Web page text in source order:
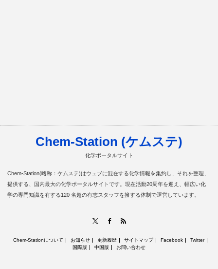
Chem-Station (ケムステ)
化学ポータルサイト
Chem-Station(略称：ケムステ)はウェブに混在する化学情報を集約し、それを整理、
提供する、国内最大の化学ポータルサイトです。現在活動20周年を迎え、幅広い化
学の専門知識を有する120 名超の有志スタッフを擁する体制で運営しています。
Facebook
Chem-Stationについて お知らせ 更新履歴 サイトマップ Facebook
Twitter
国際版
中国版 お問い合わせ